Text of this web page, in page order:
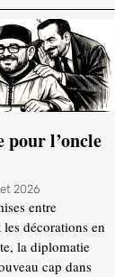
pour l’oncle
2026
entre
décorations en
la diplomatie
cap dans